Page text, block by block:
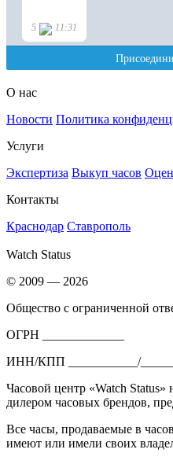
О нас
Новости Политика
Услуги
Экспертиза Выкуп часов
Контакты
Краснодар Ставрополь
Watch Status
© 2009 — 2026
Общество с ограниченной
ОГРН _____________
ИНН/КПП ___________/
Часовой центр «Watch
дилером часовых брендов,
Все часы, продаваемые в
имеют или имели своих